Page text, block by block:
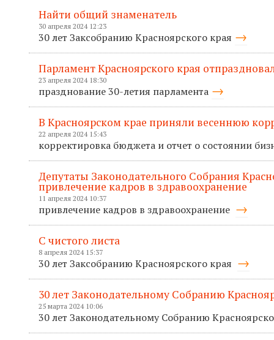
Найти общий знаменатель
30 апреля 2024 12:23
30 лет Заксобранию Красноярского края
Парламент Красноярского края
23 апреля 2024 18:30
празднование 30-летия парламента
В Красноярском крае приняли весеннюю
22 апреля 2024 15:43
корректировка бюджета и отчет о состоянии
Депутаты Законодательного Собрания
привлечение кадров в здравоохранение
11 апреля 2024 10:37
привлечение кадров в здравоохранение
С чистого листа
8 апреля 2024 15:37
30 лет Заксобранию Красноярского края
30 лет Законодательному Собранию
25 марта 2024 10:06
30 лет Законодательному Собранию